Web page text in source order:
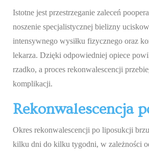
Istotne jest przestrzeganie zaleceń
noszenie specjalistycznej bielizny
intensywnego wysiłku fizycznego oraz
lekarza. Dzięki odpowiedniej opiece
rzadko, a proces rekonwalescencji
komplikacji.
Rekonwalescencja
Okres rekonwalescencji po liposukcji
kilku dni do kilku tygodni, w zależności